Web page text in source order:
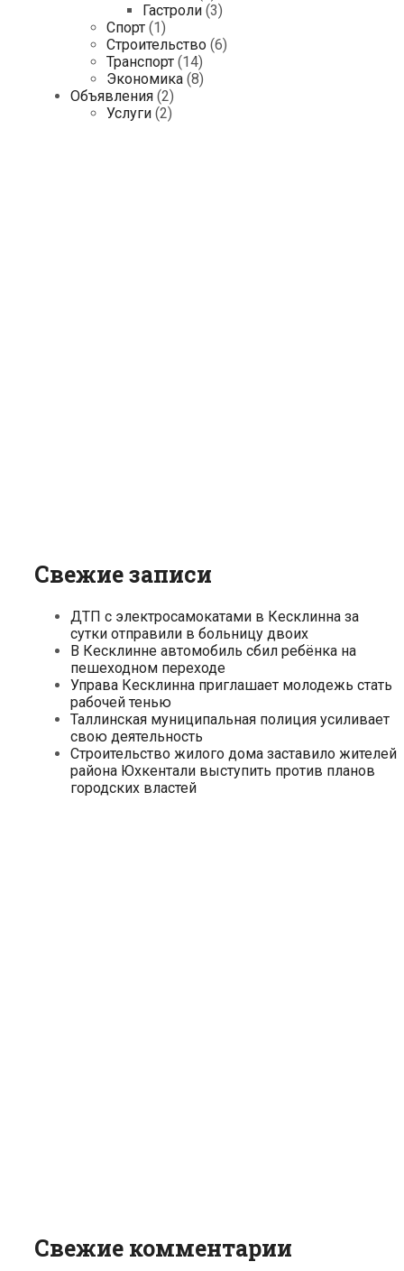
Гастроли (3)
Спорт (1)
Строительство (6)
Транспорт (14)
Экономика (8)
Объявления (2)
Услуги (2)
Свежие записи
ДТП с электросамокатами в Кесклинна за
сутки отправили в больницу двоих
В Кесклинне автомобиль сбил ребёнка на
пешеходном переходе
Управа Кесклинна приглашает молодежь стать
рабочей тенью
Таллинская муниципальная полиция усиливает
свою деятельность
Строительство жилого дома заставило жителей
района Юхкентали выступить против планов
городских властей
Свежие комментарии